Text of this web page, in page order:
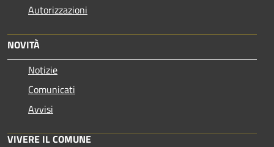
Autorizzazioni
NOVITÀ
Notizie
Comunicati
Avvisi
VIVERE IL COMUNE